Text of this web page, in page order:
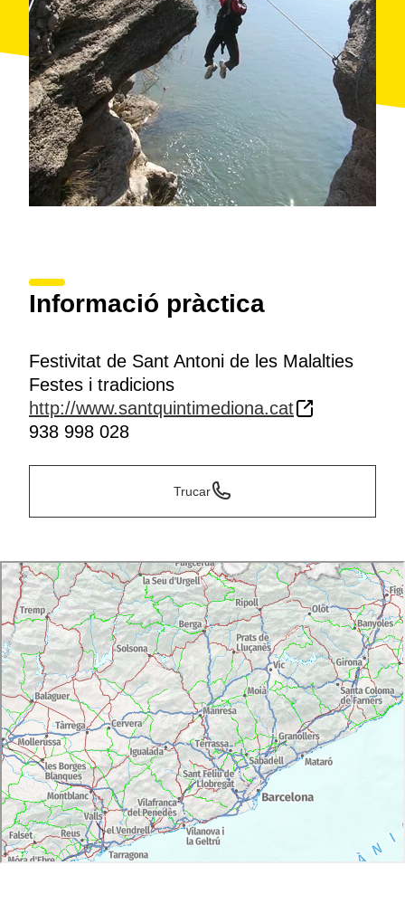
Informació pràctica
Festivitat de Sant Antoni de les Malalties
Festes i tradicions
http://www.santquintimediona.cat
938 998 028
Trucar